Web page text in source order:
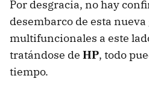
Por desgracia, no hay
desembarco de esta nueva
multifuncionales a este
tratándose de HP, todo
tiempo.